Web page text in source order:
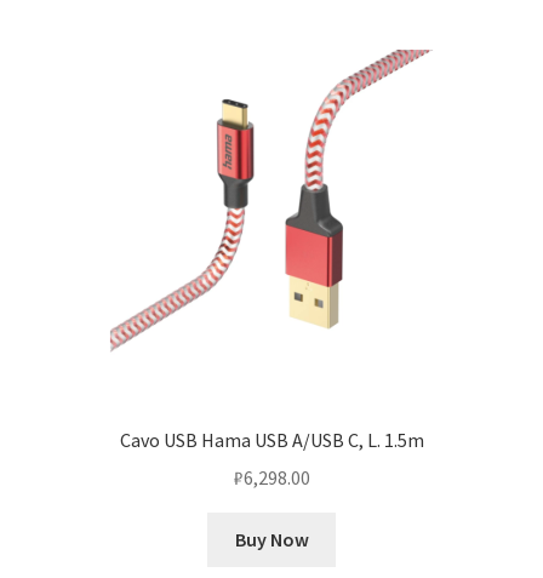
Cavo USB Hama USB A/USB C, L. 1.5m
₽6,298.00
Buy Now